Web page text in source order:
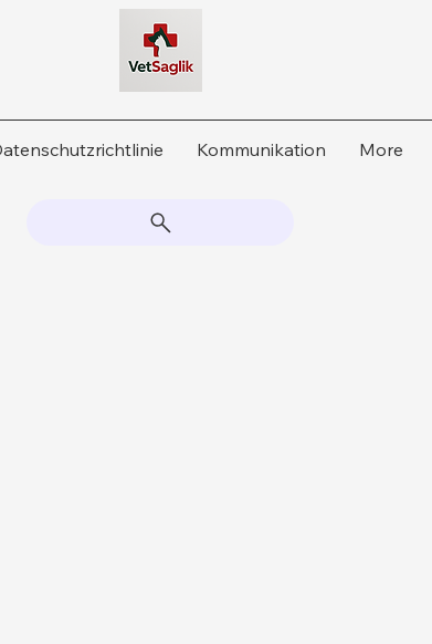
Kommunikation More